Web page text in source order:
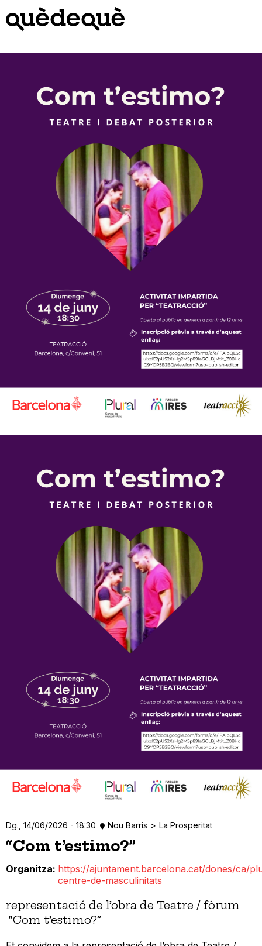
contingut
Dg., 14/06/2026 - 18:30 Nou Barris La Prosperitat
“Com t’estimo?”
Organitza https://ajuntament.barcelona.cat/dones/ca/
centre-de-masculinitats
representació de l’obra de Teatre / fòrum
“Com t’estimo?”